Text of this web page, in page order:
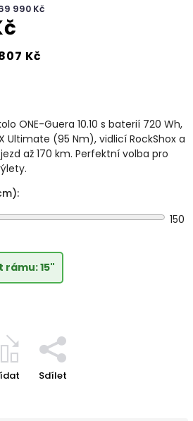
990 Kč
Kč
ONE-Guera 10.10 s baterií 720 Wh,
Ultimate (95 Nm), vidlicí RockShox a
až 170 km. Perfektní volba pro
150
15"
Sdílet